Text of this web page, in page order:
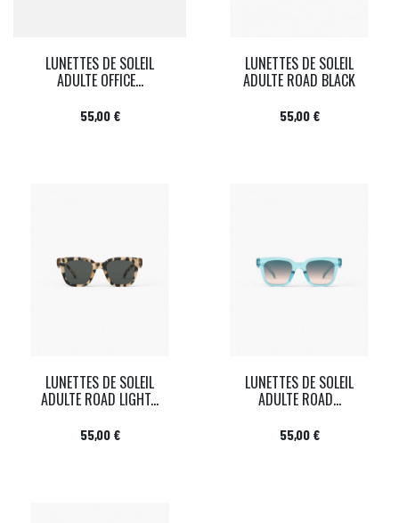
LUNETTES DE SOLEIL
ADULTE OFFICE...
Prix
55,00 €
LUNETTES DE SOLEIL
ADULTE ROAD BLACK
Prix
55,00 €
LUNETTES DE SOLEIL
ADULTE ROAD LIGHT...
Prix
55,00 €
LUNETTES DE SOLEIL
ADULTE ROAD...
Prix
55,00 €